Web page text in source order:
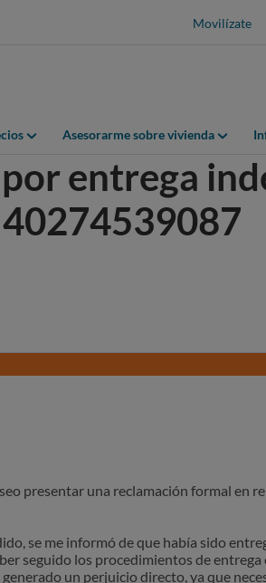
Movilízate
Asesorarme sobre vivienda
entrega
presentar una reclamación formal en
se me informó de que había sido
seguido los procedimientos de
un perjuicio directo, ya que